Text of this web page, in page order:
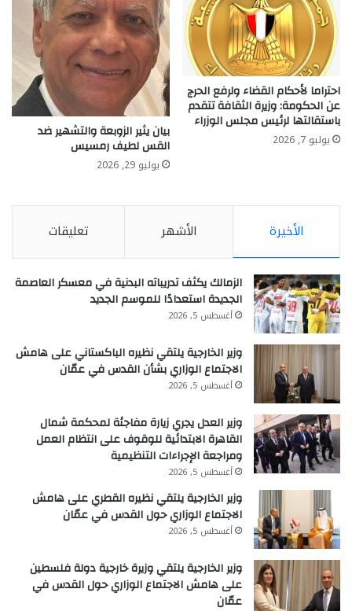
احتراما لأحكام القضاء ولرفع الحرج
عن الحكومة: وزيرة الثقافة تتقدم
باستقالتها لرئيس مجلس الوزراء
يوليو 7, 2026 بيان يثير الزوبعة والتشهير ضد
القس لطيف رمسيس
يوليو 29, 2026
الأخيرة الأشهر تعليقات
الزمالك يكثف تدريباته البدنية في معسكر العاصمة
الجديدة استعدادًا للموسم الجديد
أغسطس 5, 2026
وزير الخارجية يلتقي نظيره الباكستاني على هامش
الاجتماع الوزاري بشأن القدس في عمّان
أغسطس 5, 2026
وزير العدل يجري زيارة مفاجئة لمحكمة شمال
القاهرة الابتدائية للوقوف على انتظام العمل
ومراجعة الإجراءات التنظيمية
أغسطس 5, 2026
وزير الخارجية يلتقي نظيره القطري على هامش
الاجتماع الوزاري حول القدس في عمّان
أغسطس 5, 2026
وزير الخارجية يلتقي وزيرة خارجية دولة فلسطين
على هامش الاجتماع الوزاري حول القدس في
عمّان